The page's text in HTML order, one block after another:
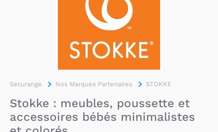
Securange Nos Marques Partenaires STOKKE
Stokke : meubles, poussette et
accessoires bébés minimalistes